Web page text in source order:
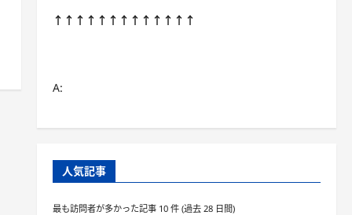
↑↑↑↑↑↑↑↑↑↑↑↑↑
A:
人気記事
最も訪問者が多かった記事 10 件 (過去 28 日間)